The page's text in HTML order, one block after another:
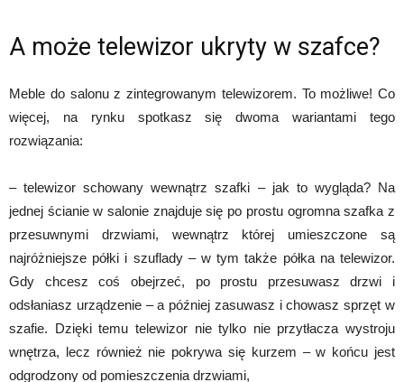
A może telewizor ukryty w szafce?
Meble do salonu z zintegrowanym telewizorem. To możliwe! Co
więcej, na rynku spotkasz się dwoma wariantami tego
rozwiązania:
– telewizor schowany wewnątrz szafki – jak to wygląda? Na
jednej ścianie w salonie znajduje się po prostu ogromna szafka z
przesuwnymi drzwiami, wewnątrz której umieszczone są
najróżniejsze półki i szuflady – w tym także półka na telewizor.
Gdy chcesz coś obejrzeć, po prostu przesuwasz drzwi i
odsłaniasz urządzenie – a później zasuwasz i chowasz sprzęt w
szafie. Dzięki temu telewizor nie tylko nie przytłacza wystroju
wnętrza, lecz również nie pokrywa się kurzem – w końcu jest
odgrodzony od pomieszczenia drzwiami,